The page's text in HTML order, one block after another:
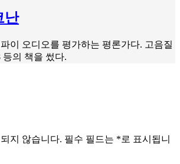
난
이 오디오를 평가하는 평론가다. 고음질
등의 책을 썼다.
지 않습니다. 필수 필드는 *로 표시됩니